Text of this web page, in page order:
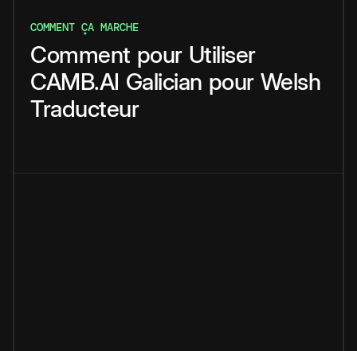
COMMENT ÇA MARCHE
Comment pour Utiliser
CAMB.AI Galician pour Welsh
Traducteur